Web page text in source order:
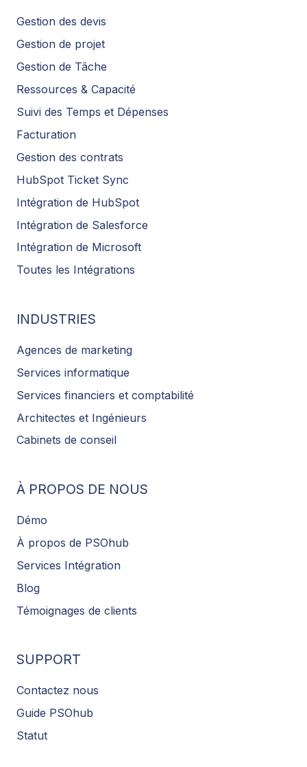
Gestion des devis
Gestion de projet
Gestion de Tâche
Ressources & Capacité
Suivi des Temps et Dépenses
Facturation
Gestion des contrats
HubSpot Ticket Sync
Intégration de HubSpot
Intégration de Salesforce
Intégration de Microsoft
Toutes les Intégrations
INDUSTRIES
Agences de marketing
Services informatique
Services financiers et comptabilité
Architectes et Ingénieurs
Cabinets de conseil
À PROPOS DE NOUS
Démo
À propos de PSOhub
Services Intégration
Blog
Témoignages de clients
SUPPORT
Contactez nous
Guide PSOhub
Statut